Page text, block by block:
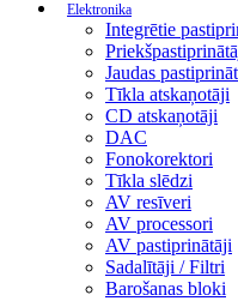
Elektronika
Integrētie
Jaudas
Tīkla atskaņotāji
CD atskaņotāji
DAC
Fonokorektori
Tīkla slēdzi
AV resīveri
AV processori
AV pastiprinātāji
Sadalītāji / Filtri
Barošanas bloki